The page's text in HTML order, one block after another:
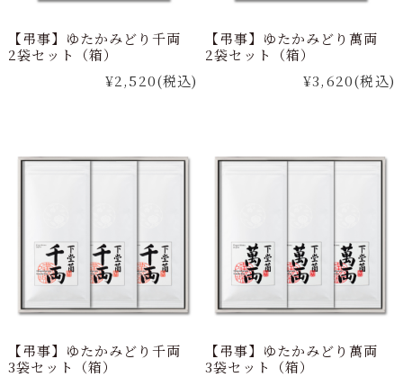
【弔事】ゆたかみどり千両
2袋セット（箱）
¥2,520(税込)
【弔事】ゆたかみどり萬両
2袋セット（箱）
¥3,620(税込)
【弔事】ゆたかみどり千両
3袋セット（箱）
【弔事】ゆたかみどり萬両
3袋セット（箱）